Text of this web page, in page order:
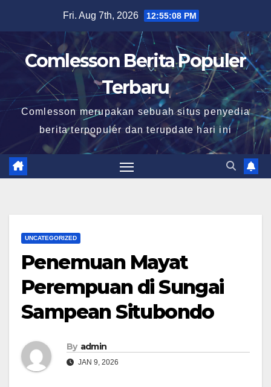
content
Fri. Aug 7th, 2026 12:55:09 PM
Comlesson Berita Populer
Terbaru
Comlesson merupakan sebuah situs penyedia
berita terpopuler dan terupdate hari ini
UNCATEGORIZED
Penemuan Mayat
Perempuan di Sungai
Sampean Situbondo
By admin
JAN 9, 2026